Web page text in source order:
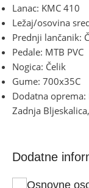
Lanac: KMC 410
Ležaj/osovina
Prednji lančanik:
Pedale: MTB PVC
Nogica: Čelik
Gume: 700x35C
Dodatna oprema:
Zadnja
Dodatne
Osnovne